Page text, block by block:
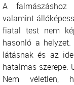
A falmászáshoz
valamint
fiatal test nem
hasonló a
látásnak és az
hatalmas szerepe.
Nem véletlen,